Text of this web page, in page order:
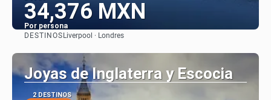
34,376 MXN
Por persona
DESTINOS Liverpool · Londres
Joyas de Inglaterra y Escocia
2 DESTINOS